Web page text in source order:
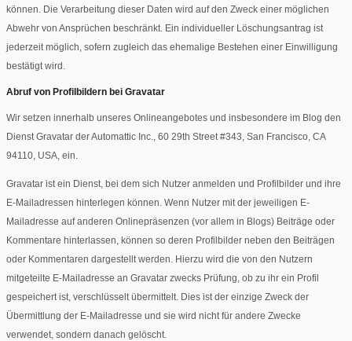
können. Die Verarbeitung dieser Daten wird auf den Zweck einer möglichen
Abwehr von Ansprüchen beschränkt. Ein individueller Löschungsantrag ist
jederzeit möglich, sofern zugleich das ehemalige Bestehen einer Einwilligung
bestätigt wird.
Abruf von Profilbildern bei Gravatar
Wir setzen innerhalb unseres Onlineangebotes und insbesondere im Blog den
Dienst Gravatar der Automattic Inc., 60 29th Street #343, San Francisco, CA
94110, USA, ein.
Gravatar ist ein Dienst, bei dem sich Nutzer anmelden und Profilbilder und ihre
E-Mailadressen hinterlegen können. Wenn Nutzer mit der jeweiligen E-
Mailadresse auf anderen Onlinepräsenzen (vor allem in Blogs) Beiträge oder
Kommentare hinterlassen, können so deren Profilbilder neben den Beiträgen
oder Kommentaren dargestellt werden. Hierzu wird die von den Nutzern
mitgeteilte E-Mailadresse an Gravatar zwecks Prüfung, ob zu ihr ein Profil
gespeichert ist, verschlüsselt übermittelt. Dies ist der einzige Zweck der
Übermittlung der E-Mailadresse und sie wird nicht für andere Zwecke
verwendet, sondern danach gelöscht.